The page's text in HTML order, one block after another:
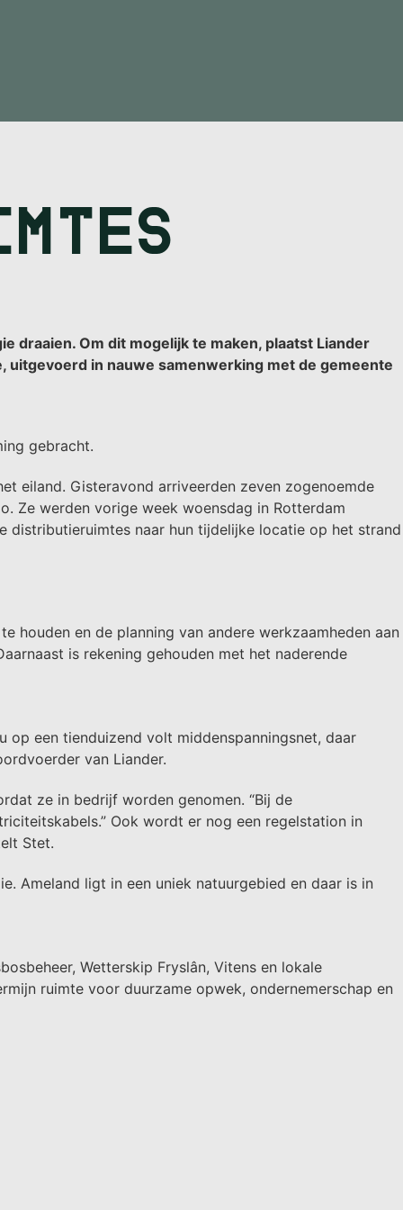
draaien. Om dit mogelijk te maken, plaatst Liander
in nauwe samenwerking met de gemeente
gebracht.
eiland. Gisteravond arriveerden zeven zogenoemde
Ze werden vorige week woensdag in Rotterdam
distributieruimtes naar hun tijdelijke locatie op het strand
houden en de planning van andere werkzaamheden aan
is rekening gehouden met het naderende
op een tienduizend volt middenspanningsnet, daar
van Liander.
ze in bedrijf worden genomen. “Bij de
Ook wordt er nog een regelstation in
Stet.
Ameland ligt in een uniek natuurgebied en daar is in
Wetterskip Fryslân, Vitens en lokale
ruimte voor duurzame opwek, ondernemerschap en